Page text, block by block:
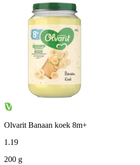
Olvarit Banaan koek 8m+
1 .19
200 g